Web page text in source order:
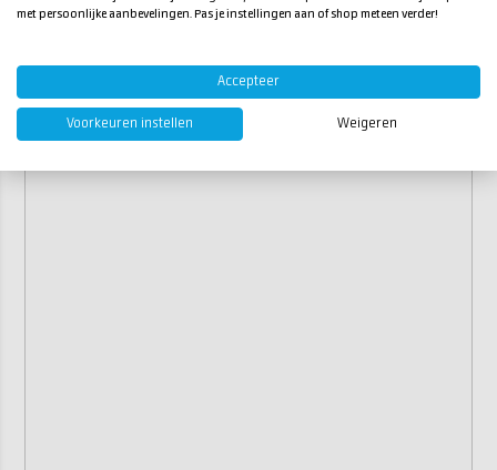
met persoonlijke aanbevelingen. Pas je instellingen aan of shop meteen verder!
Accepteer
Voorkeuren instellen Weigeren